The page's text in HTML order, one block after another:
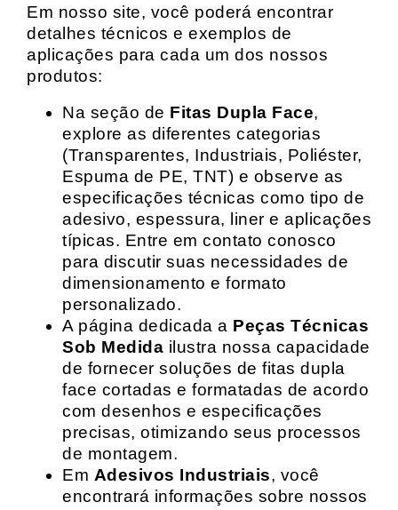
Em nosso site, você poderá encontrar
detalhes técnicos e exemplos de
aplicações para cada um dos nossos
produtos:
Na seção de Fitas Dupla Face,
explore as diferentes categorias
(Transparentes, Industriais, Poliéster,
Espuma de PE, TNT) e observe as
especificações técnicas como tipo de
adesivo, espessura, liner e aplicações
típicas. Entre em contato conosco
para discutir suas necessidades de
dimensionamento e formato
personalizado.
A página dedicada a Peças Técnicas
Sob Medida ilustra nossa capacidade
de fornecer soluções de fitas dupla
face cortadas e formatadas de acordo
com desenhos e especificações
precisas, otimizando seus processos
de montagem.
Em Adesivos Industriais, você
encontrará informações sobre nossos